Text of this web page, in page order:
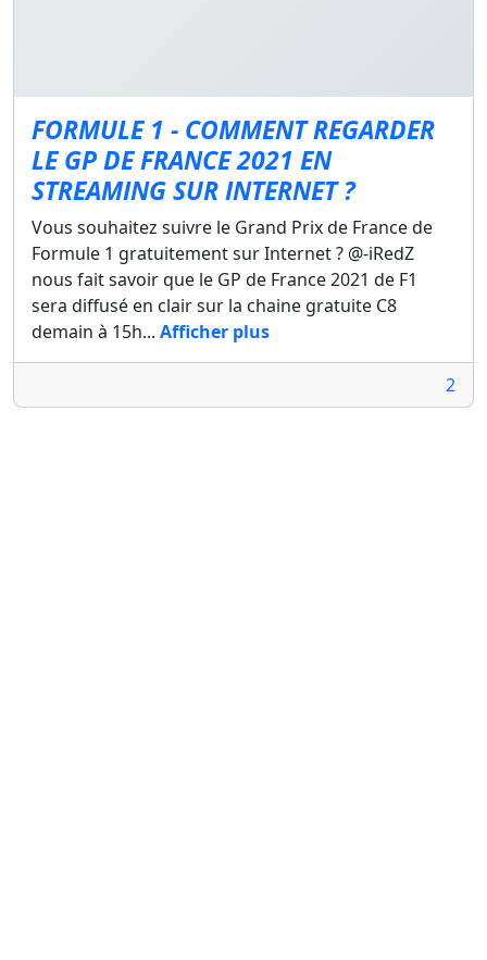
FORMULE 1 - COMMENT REGARDER
LE GP DE FRANCE 2021 EN
STREAMING SUR INTERNET ?
Vous souhaitez suivre le Grand Prix de France de
Formule 1 gratuitement sur Internet ? @-iRedZ
nous fait savoir que le GP de France 2021 de F1
sera diffusé en clair sur la chaine gratuite C8
demain à 15h... Afficher plus
2